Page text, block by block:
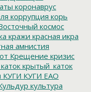
коронаврус
коррупция корь
космос
кражи красная икра
амнистия
Крещение кризис
крытый_каток
КУГИ КУГИ ЕАО
культура